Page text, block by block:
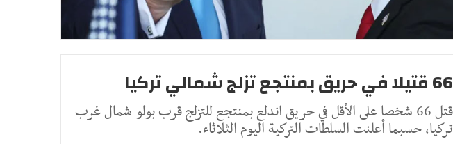
66 قتيلا في حريق بمنتجع تزلج شمالي تركيا
قتل 66 شخصا على الأقل في حريق اندلع بمنتجع للتزلج قرب بولو شمال غرب
تركيا، حسبما أعلنت السلطات التركية اليوم الثلاثاء.